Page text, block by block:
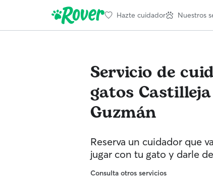
Hazte cuidador Nuestros
Servicio de
gatos
Guzmán
Reserva un cuidador que
jugar con tu gato y darle
Consulta otros servicios